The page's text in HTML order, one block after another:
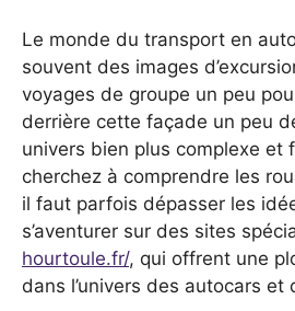
Le monde du transport en
souvent des images
voyages de groupe un peu
derrière cette façade un peu
univers bien plus complexe et
cherchez à comprendre les
il faut parfois dépasser les
s’aventurer sur des sites
hourtoule.fr/, qui offrent une
dans l’univers des autocars et